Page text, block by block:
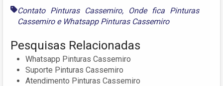
Contato Pinturas Cassemiro, Onde fica Pinturas
Cassemiroe Whatsapp Pinturas Cassemiro
Pesquisas Relacionadas
Whatsapp Pinturas Cassemiro
Suporte Pinturas Cassemiro
Atendimento Pinturas Cassemiro